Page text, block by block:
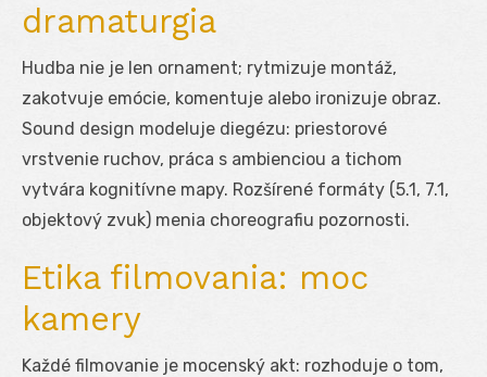
dramaturgia
Hudba nie je len ornament; rytmizuje montáž,
zakotvuje emócie, komentuje alebo ironizuje obraz.
Sound design modeluje diegézu: priestorové
vrstvenie ruchov, práca s ambienciou a tichom
vytvára kognitívne mapy. Rozšírené formáty (5.1, 7.1,
objektový zvuk) menia choreografiu pozornosti.
Etika filmovania: moc
kamery
Každé filmovanie je mocenský akt: rozhoduje o tom,